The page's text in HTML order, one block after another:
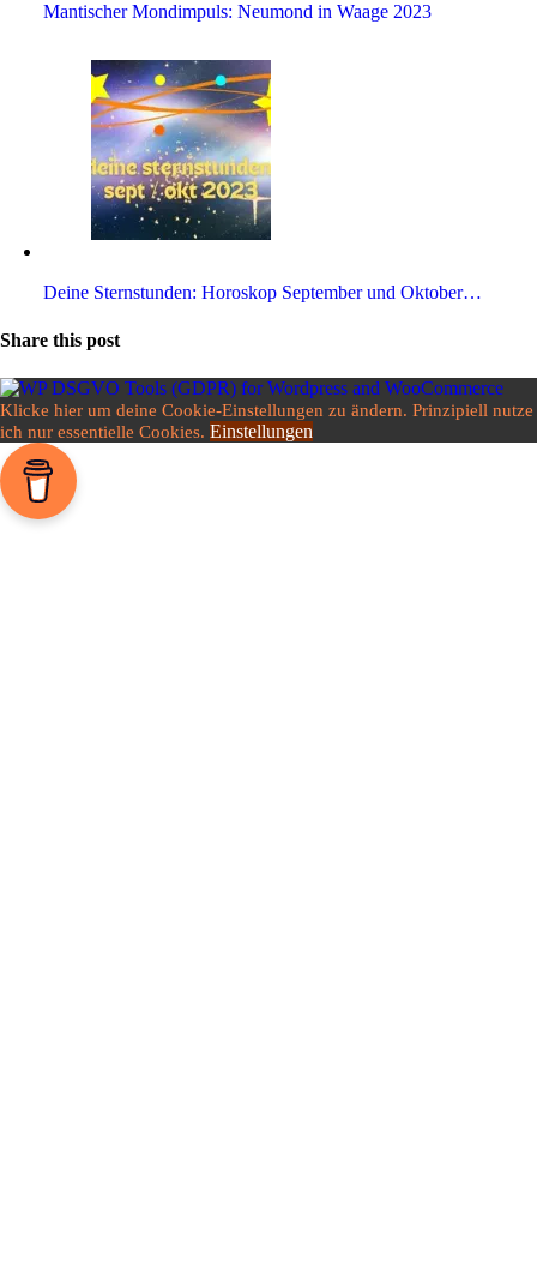
Man­ti­scher Mond­im­puls: Neu­mond in Waage 2023
Deine Stern­stunden: Horo­skop Sep­tember und Oktober…
Share this post
Klicke hier um deine Cookie-Einstellungen zu ändern. Prinzipiell nutze
ich nur essentielle Cookies. Einstellungen